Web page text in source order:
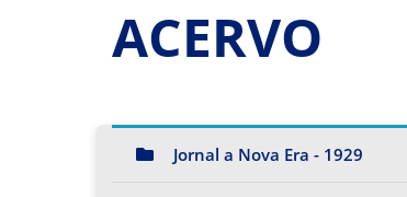
ACERVO
Jornal a Nova Era - 1929